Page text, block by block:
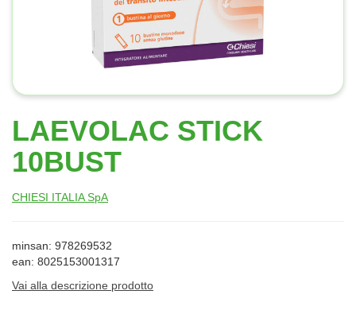
LAEVOLAC STICK
10BUST
CHIESI ITALIA SpA
minsan: 978269532
ean: 8025153001317
Vai alla descrizione prodotto